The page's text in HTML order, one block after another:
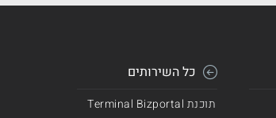
כל השירותים
תוכנת Terminal Bizportal